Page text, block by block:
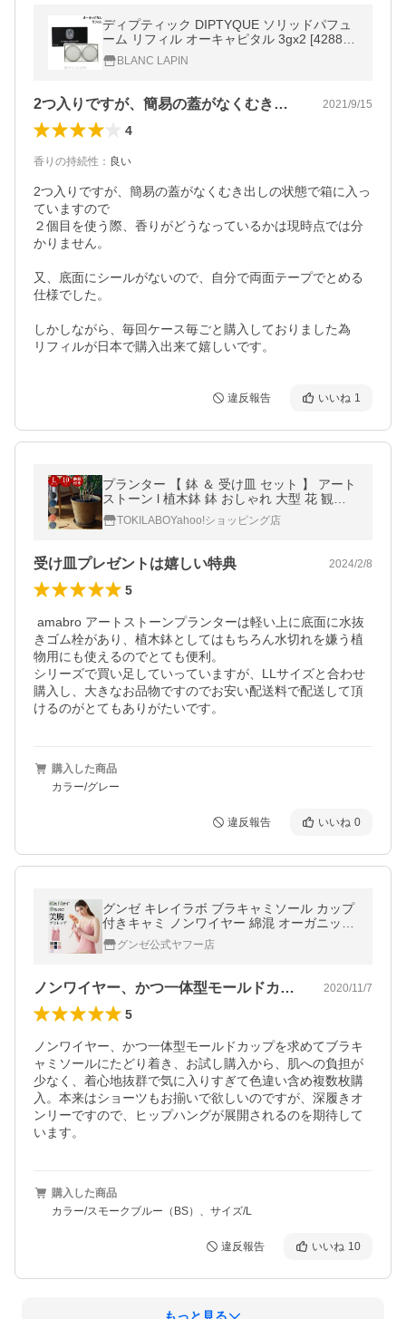
ディプティック DIPTYQUE ソリッドパフュ
ーム リフィル オーキャピタル 3gx2 [42883
7]【メール便可】
BLANC LAPIN
2つ入りですが、簡易の蓋がなくむき出し… 2021/9/15
4
香りの持続性 ： 良い
2つ入りですが、簡易の蓋がなくむき出しの状態で箱に入っ
ていますので
２個目を使う際、香りがどうなっているかは現時点では分
かりません。
又、底面にシールがないので、自分で両面テープでとめる
仕様でした。
しかしながら、毎回ケース毎ごと購入しておりました為
リフィルが日本で購入出来て嬉しいです。
違反報告 いいね 1
プランター 【 鉢 ＆ 受け皿 セット 】 アート
ストーン l 植木鉢 鉢 おしゃれ 大型 花 観葉
植物 軽い art stone アマブロ amabro
TOKILABOYahoo!ショッピング店
受け皿プレゼントは嬉しい特典 2024/2/8
5
きゴム栓があり、植木鉢としてはもちろん水切れを嫌う植
物用にも使えるのでとても便利。
シリーズで買い足していっていますが、LLサイズと合わせ
購入し、大きなお品物ですのでお安い配送料で配送して頂
けるのがとてもありがたいです。
購入した商品
カラー/グレー
違反報告 いいね 0
グンゼ キレイラボ ブラキャミソール カップ
付きキャミ ノンワイヤー 綿混 オーガニック
コットン混 響きにくい KB3057K
グンゼ公式ヤフー店
ノンワイヤー、かつ一体型モールドカップ… 2020/11/7
5
ノンワイヤー、かつ一体型モールドカップを求めてブラキ
ャミソールにたどり着き、お試し購入から、肌への負担が
少なく、着心地抜群で気に入りすぎて色違い含め複数枚購
入。本来はショーツもお揃いで欲しいのですが、深履きオ
ンリーですので、ヒップハングが展開されるのを期待して
います。
購入した商品
カラー/スモークブルー（BS）、サイズ/L
違反報告 いいね 10